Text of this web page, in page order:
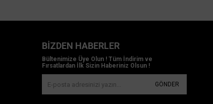
BIZDEN HABERLER
Bültenimize Üye Olun ! Tüm İndirim ve
Fırsatlardan İlk Sizin Haberiniz Olsun !
GÖNDER